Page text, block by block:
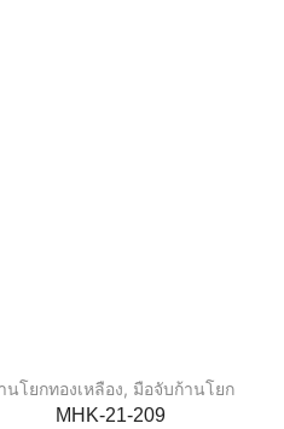
นโยกทองเหลือง, มือจับก้านโยก
MHK-21-209